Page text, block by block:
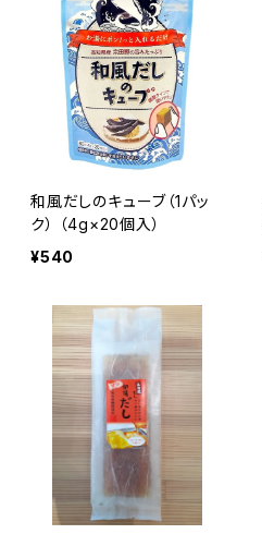
和風だしのキューブ（1パッ
ク） （4g×20個入）
¥540